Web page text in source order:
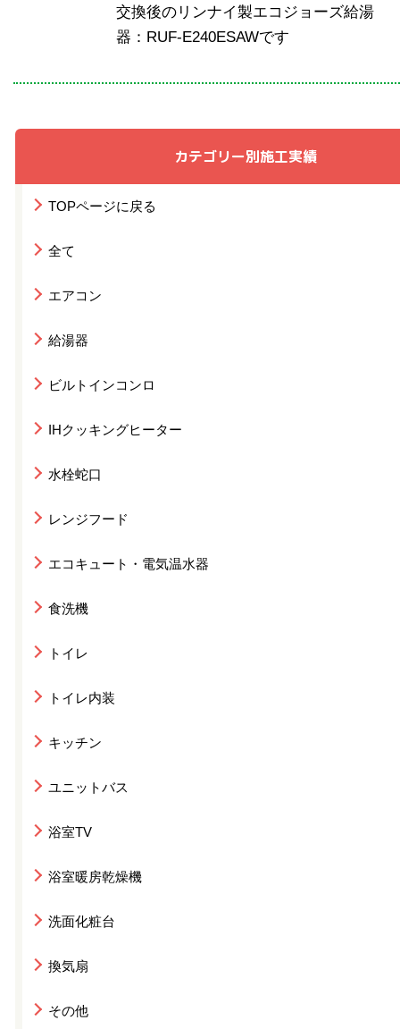
カテゴリー別施工実績
TOPページに戻る
全て
エアコン
給湯器
ビルトインコンロ
IHクッキングヒーター
水栓蛇口
レンジフード
エコキュート・電気温水器
食洗機
トイレ
トイレ内装
キッチン
ユニットバス
浴室TV
浴室暖房乾燥機
洗面化粧台
換気扇
その他
交換後のリンナイ製エコジョーズ給湯
器：RUF-E240ESAWです